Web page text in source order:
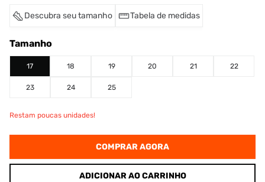
Descubra seu tamanho Tabela de medidas
Tamanho
17 18 19 20 21 22
23 24 25
Restam poucas unidades!
COMPRAR AGORA
ADICIONAR AO CARRINHO